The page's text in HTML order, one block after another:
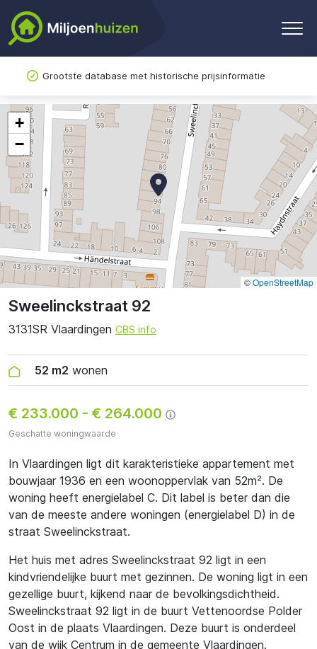
Grootste database met historische prijsinformatie
Sweelinckstraat 92
3131SR Vlaardingen CBS info
52 m2 wonen
€ 233.000 - € 264.000
Geschatte woningwaarde
In Vlaardingen ligt dit karakteristieke appartement met
bouwjaar 1936 en een woonoppervlak van 52m². De
woning heeft energielabel C. Dit label is beter dan die
van de meeste andere woningen (energielabel D) in de
straat Sweelinckstraat.
Het huis met adres Sweelinckstraat 92 ligt in een
kindvriendelijke buurt met gezinnen. De woning ligt in een
gezellige buurt, kijkend naar de bevolkingsdichtheid.
Sweelinckstraat 92 ligt in de buurt Vettenoordse Polder
Oost in de plaats Vlaardingen. Deze buurt is onderdeel
van de wijk Centrum in de gemeente Vlaardingen.
+
−
©OpenStreetMap